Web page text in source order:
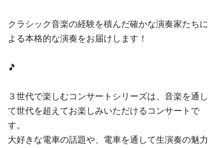
クラシック音楽の経験を積んだ確かな演奏家たちに
よる本格的な演奏をお届けします！
🎵
３世代で楽しむコンサートシリーズは、音楽を通し
て世代を超えてお楽しみいただけるコンサートで
す。
大好きな電車の話題や、電車を通して生演奏の魅力